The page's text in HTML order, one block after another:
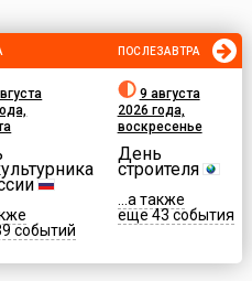
событий
ПОСЛЕЗАВТРА
9 августа
2026 года,
воскресенье
День
строителя
...а также
еще 43 события